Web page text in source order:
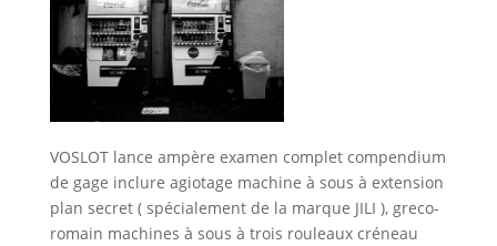
VOSLOT lance ampère examen complet compendium
de gage inclure agiotage machine à sous à extension
plan secret ( spécialement de la marque JILI ), greco-
romain machines à sous à trois rouleaux créneau